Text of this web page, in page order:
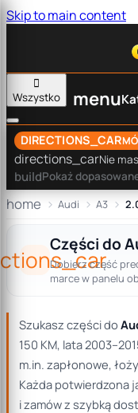
Skip to main content

Wszystko
menu
DIRECTIONS_CAR
directions_carNie
buildPokaż
home Audi A3
Części do
Dobierz część
marce w panelu
Szukasz części do
150 KM, lata
m.in. zapłonowe,
Każda potwierdzona
i zamów z szybką
180